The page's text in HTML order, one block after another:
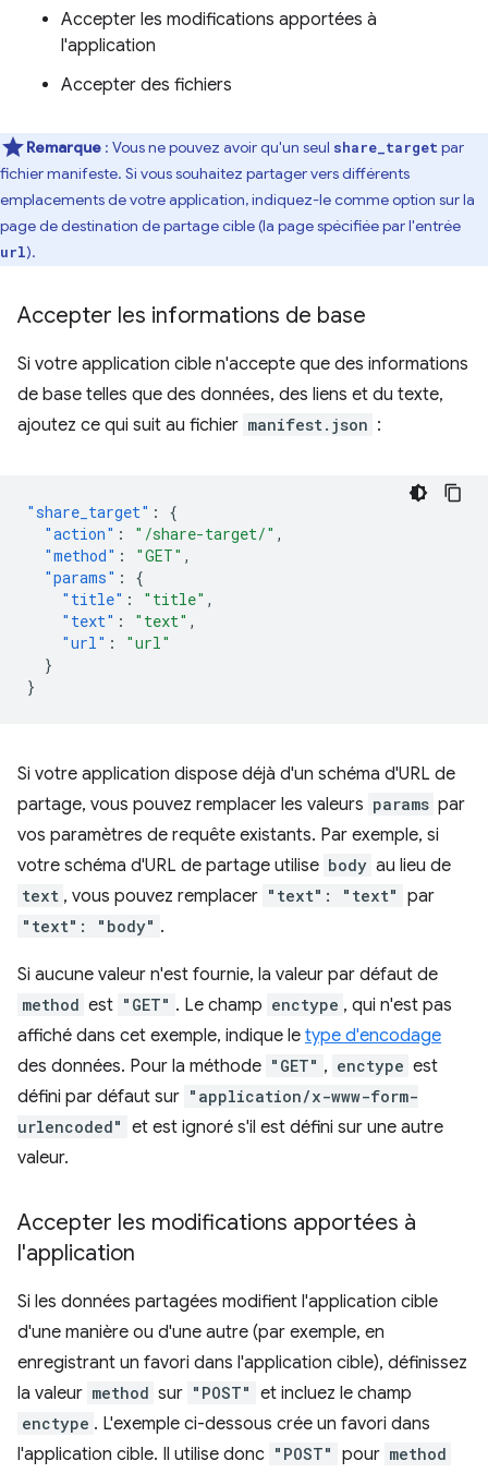
Accepter les modifications apportées à
l'application
Accepter des fichiers
Remarque : Vous ne pouvez avoir qu'un seul share_targetpar
fichier manifeste. Si vous souhaitez partager vers différents
emplacements de votre application, indiquez-le comme option sur la
page de destination de partage cible (la page spécifiée par l'entrée
url).
Accepter les informations de base
Si votre application cible n'accepte que des informations
de base telles que des données, des liens et du texte,
ajoutez ce qui suit au fichier manifest.json :
"share_target" :
{
"action" : "/share-target/" ,
"method" : "GET" ,
"params" :
{
"title" : "title" ,
"text" : "text" ,
"url" :
"url"
}
}
Si votre application dispose déjà d'un schéma d'URL de
partage, vous pouvez remplacer les valeurs params par
vos paramètres de requête existants. Par exemple, si
votre schéma d'URL de partage utilise body au lieu de
text , vous pouvez remplacer "text": "text" par
"text": "body" .
Si aucune valeur n'est fournie, la valeur par défaut de
method est "GET" . Le champ enctype , qui n'est pas
affiché dans cet exemple, indique le type d'encodage
des données. Pour la méthode "GET" , enctype est
défini par défaut sur "application/x-www-form-
urlencoded" et est ignoré s'il est défini sur une autre
valeur.
Accepter les modifications apportées à
l'application
Si les données partagées modifient l'application cible
d'une manière ou d'une autre (par exemple, en
enregistrant un favori dans l'application cible), définissez
la valeur method sur "POST" et incluez le champ
enctype . L'exemple ci-dessous crée un favori dans
l'application cible. Il utilise donc "POST" pour method